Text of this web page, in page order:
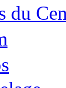
du